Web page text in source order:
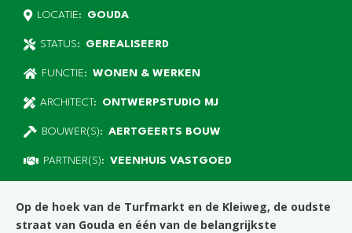
LOCATIE: GOUDA
STATUS: GEREALISEERD
FUNCTIE: WONEN & WERKEN
ARCHITECT: ONTWERPSTUDIO MJ
BOUWER(S): AERTGEERTS BOUW
PARTNER(S): VEENHUIS VASTGOED
Op de hoek van de Turfmarkt en de Kleiweg, de oudste
straat van Gouda en één van de belangrijkste